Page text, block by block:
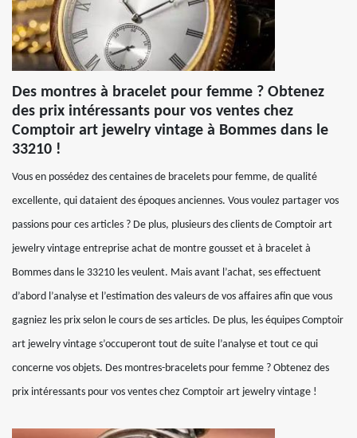
Des montres à bracelet pour femme ? Obtenez
des prix intéressants pour vos ventes chez
Comptoir art jewelry vintage à Bommes dans le
33210 !
Vous en possédez des centaines de bracelets pour femme, de qualité
excellente, qui dataient des époques anciennes. Vous voulez partager vos
passions pour ces articles ? De plus, plusieurs des clients de Comptoir art
jewelry vintage entreprise achat de montre gousset et à bracelet à
Bommes dans le 33210 les veulent. Mais avant l’achat, ses effectuent
d’abord l’analyse et l’estimation des valeurs de vos affaires afin que vous
gagniez les prix selon le cours de ses articles. De plus, les équipes Comptoir
art jewelry vintage s’occuperont tout de suite l’analyse et tout ce qui
concerne vos objets. Des montres-bracelets pour femme ? Obtenez des
prix intéressants pour vos ventes chez Comptoir art jewelry vintage !